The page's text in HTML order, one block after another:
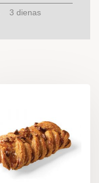
3 dienas